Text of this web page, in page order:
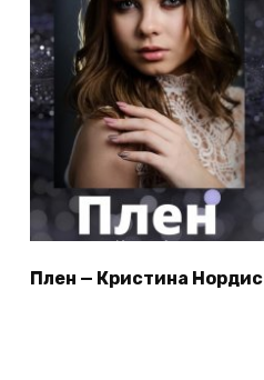
Плен — Кристина Нордис